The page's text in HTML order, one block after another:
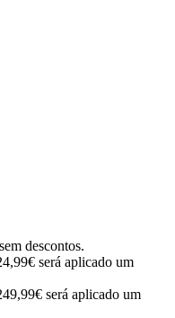
descontos.
será aplicado um
será aplicado um